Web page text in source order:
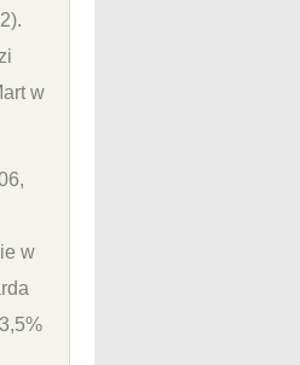
w
w